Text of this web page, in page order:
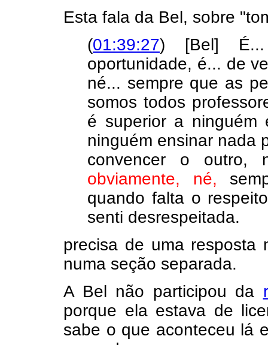
Esta fala da Bel, sobre
(01:39:27) [Bel] É...
oportunidade, é... de
né... sempre que as
somos todos
é superior a
ninguém ensinar nada
convencer o
obviamente, né,
quando falta o
senti desrespeitada.
precisa de uma resposta
numa seção separada.
A Bel não participou da
porque ela estava de
sabe o que aconteceu lá